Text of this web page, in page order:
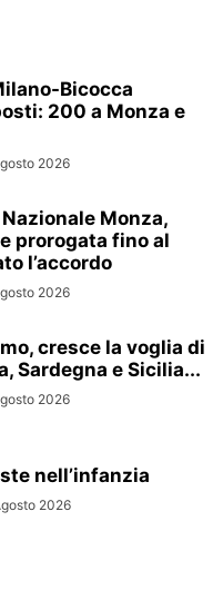
Bicocca
200 a Monza e
2026
Monza,
prorogata fino al
l’accordo
2026
cresce la voglia di
Sardegna e Sicilia...
2026
nell’infanzia
2026